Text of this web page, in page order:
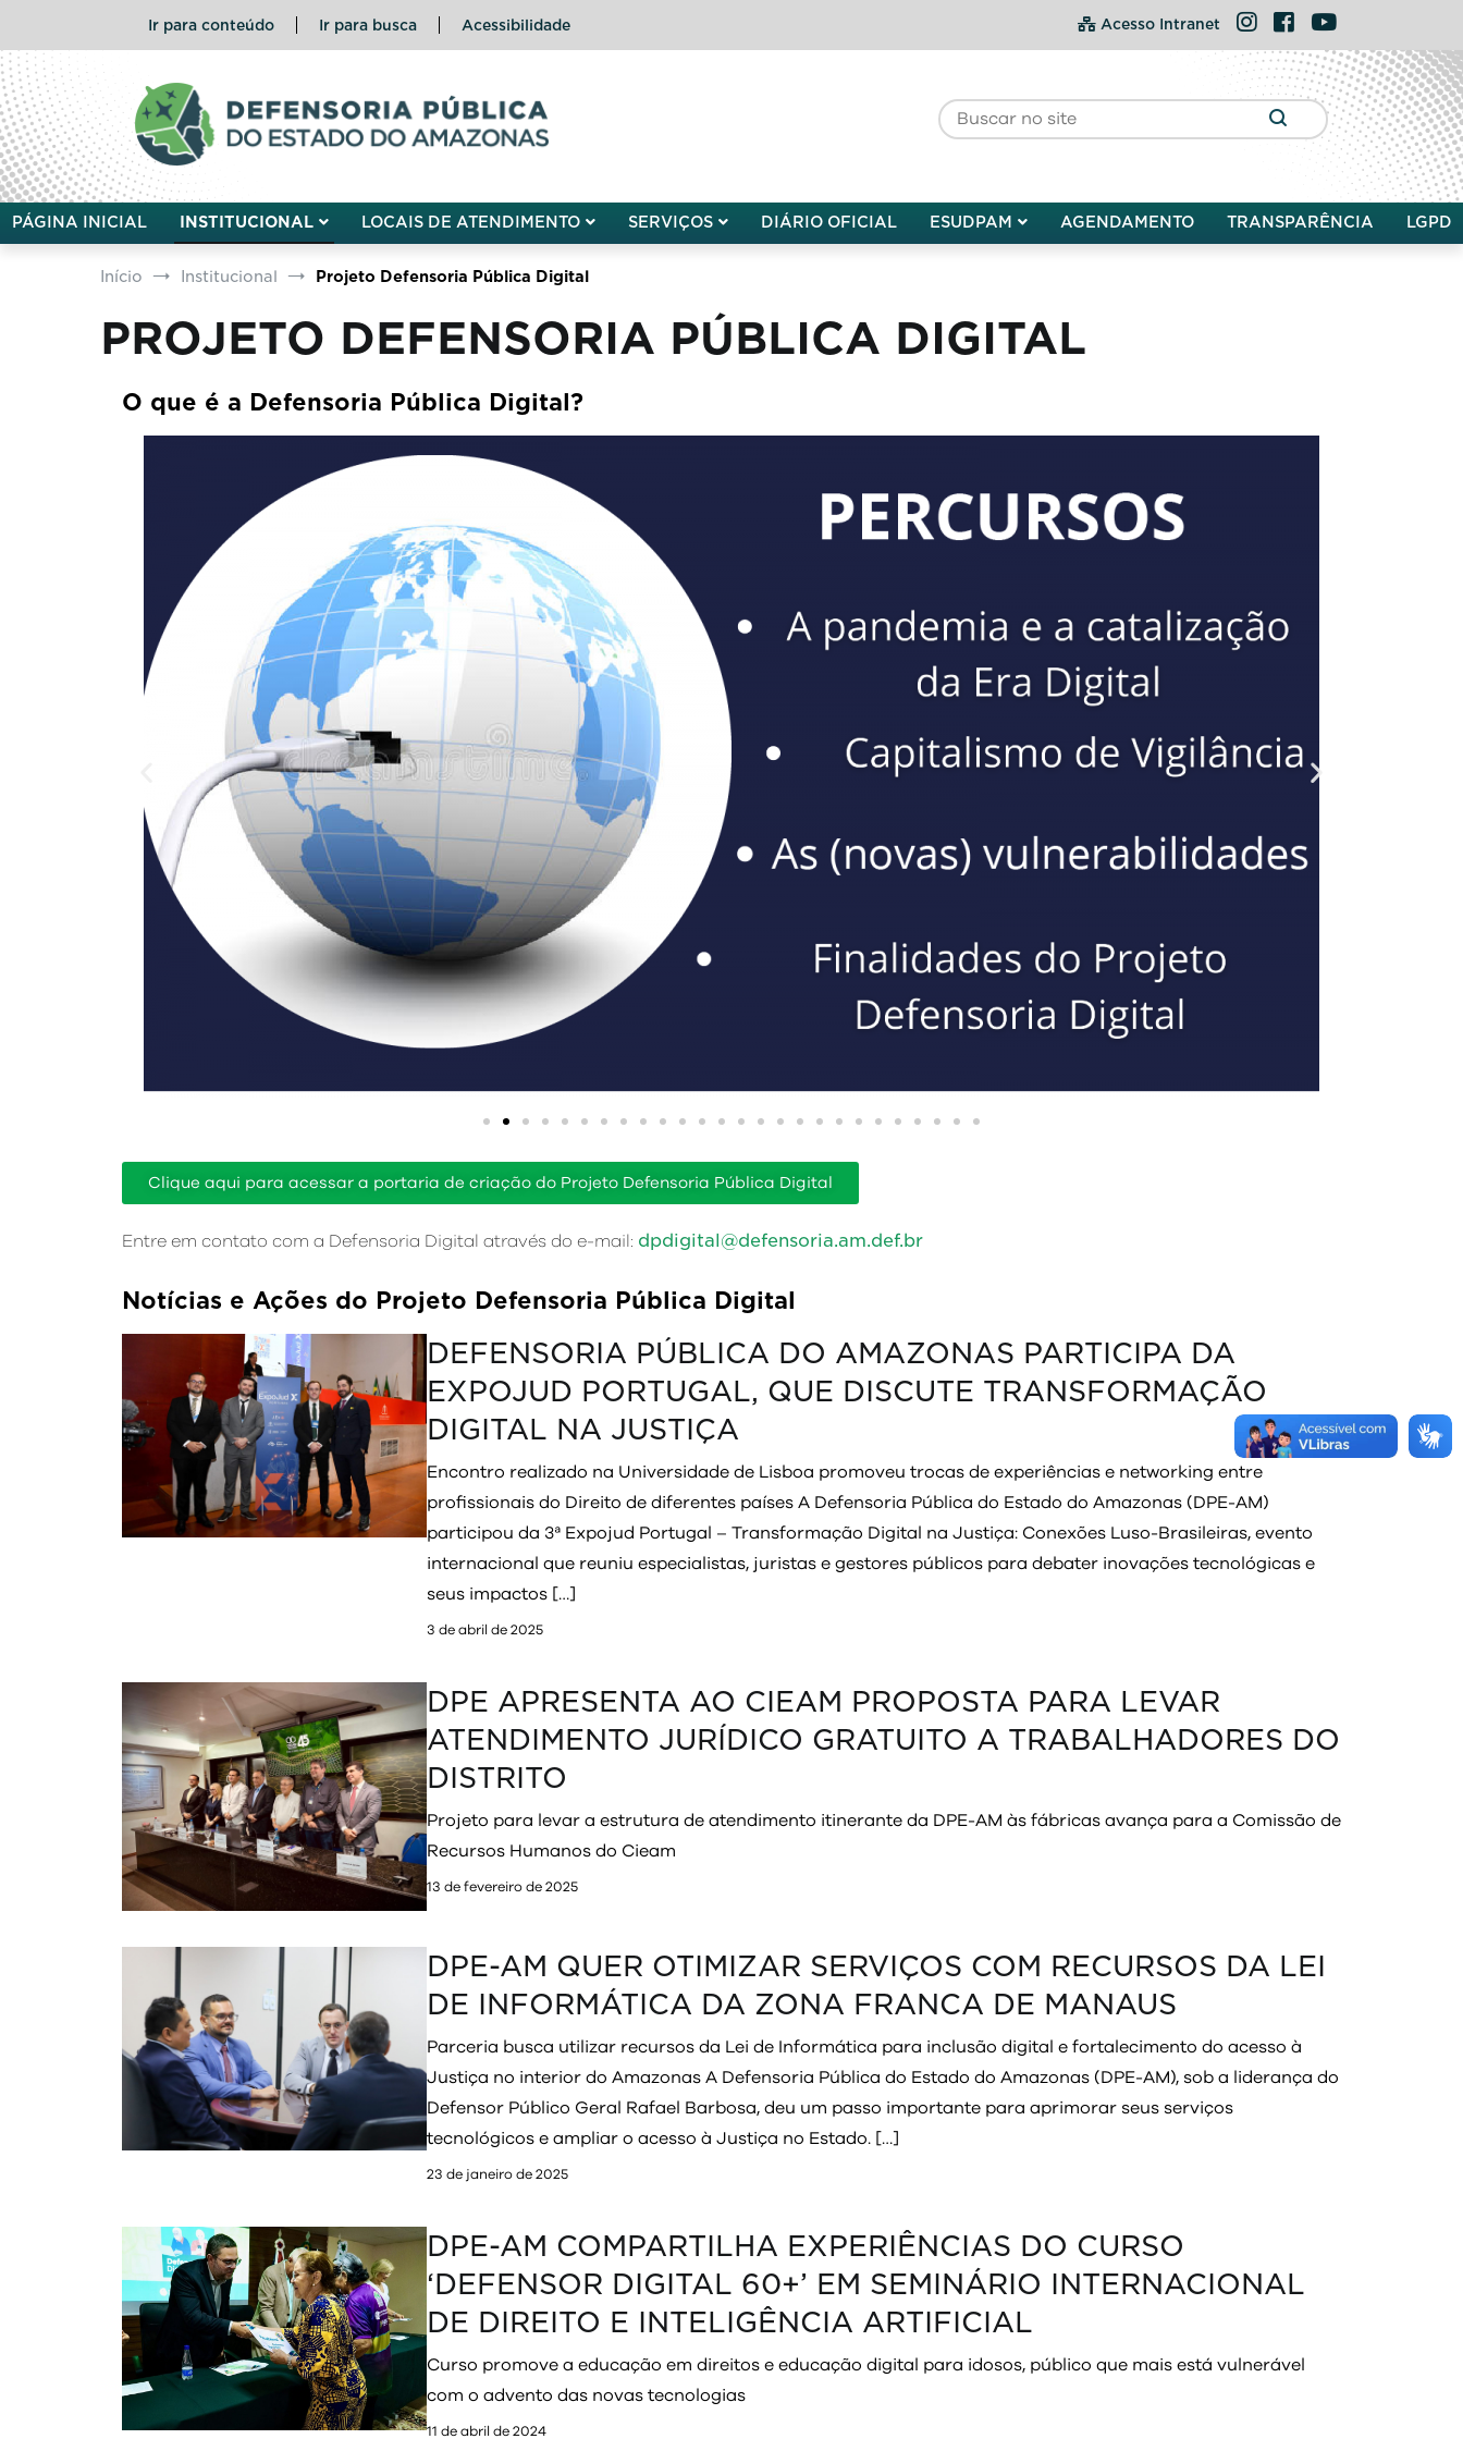
Ir para conteúdo Ir para busca Acessibilidade Acesso Intranet Instagram
FacebookYouTube
Defensoria Pública do Estado do Amazonas
PÁGINA INICIAL INSTITUCIONAL LOCAIS DE ATENDIMENTO SERVIÇOS DIÁRIO OFICIAL ESUDPAM AGENDAMENTO TRANSPARÊNCIA LGPD
Início Institucional Projeto Defensoria Pública Digital
PROJETO DEFENSORIA PÚBLICA DIGITAL
O que é a Defensoria Pública Digital?
Clique aqui para acessar a portaria de criação do Projeto Defensoria Pública Digital
Entre em contato com a Defensoria Digital através do e-mail: dpdigital@defensoria.am.def.br
Notícias e Ações do Projeto Defensoria Pública Digital
DEFENSORIA PÚBLICA DO AMAZONAS PARTICIPA DA
EXPOJUD PORTUGAL, QUE DISCUTE TRANSFORMAÇÃO
DIGITAL NA JUSTIÇA
Encontro realizado na Universidade de Lisboa promoveu trocas de experiências e networking entre
profissionais do Direito de diferentes países A Defensoria Pública do Estado do Amazonas (DPE-AM)
participou da 3ª Expojud Portugal – Transformação Digital na Justiça: Conexões Luso-Brasileiras, evento
internacional que reuniu especialistas, juristas e gestores públicos para debater inovações tecnológicas e
seus impactos […]
3 de abril de 2025
DPE APRESENTA AO CIEAM PROPOSTA PARA LEVAR
ATENDIMENTO JURÍDICO GRATUITO A TRABALHADORES DO
DISTRITO
Projeto para levar a estrutura de atendimento itinerante da DPE-AM às fábricas avança para a Comissão de
Recursos Humanos do Cieam
13 de fevereiro de 2025
DPE-AM QUER OTIMIZAR SERVIÇOS COM RECURSOS DA LEI
DE INFORMÁTICA DA ZONA FRANCA DE MANAUS
Parceria busca utilizar recursos da Lei de Informática para inclusão digital e fortalecimento do acesso à
Justiça no interior do Amazonas A Defensoria Pública do Estado do Amazonas (DPE-AM), sob a liderança do
Defensor Público Geral Rafael Barbosa, deu um passo importante para aprimorar seus serviços
tecnológicos e ampliar o acesso à Justiça no Estado. […]
23 de janeiro de 2025
DPE-AM COMPARTILHA EXPERIÊNCIAS DO CURSO
‘DEFENSOR DIGITAL 60+’ EM SEMINÁRIO INTERNACIONAL
DE DIREITO E INTELIGÊNCIA ARTIFICIAL
Curso promove a educação em direitos e educação digital para idosos, público que mais está vulnerável
com o advento das novas tecnologias
11 de abril de 2024